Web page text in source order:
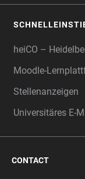
heiCO –
Moodle-
Stellenanzeigen
Universitäres E-
CONTACT